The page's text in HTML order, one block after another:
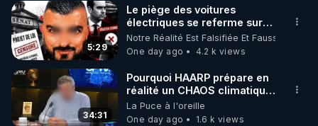
Toutes les vidéos Youtube sont aussi sur la
http://rgnr.li/odysee
🌱 LES STAGES EN PRÉSENTIEL
http://rgnr.li/stages
5:29
Le piège des voitures
électriques se referme sur
les usagers !
Notre Réalité Est Falsifiée Et Fausse
One day ago
4.2 k views
34:31
Pourquoi HAARP prépare en
réalité un CHAOS climatique,
on répond
La Puce à l'oreille
One day ago
1.6 k views